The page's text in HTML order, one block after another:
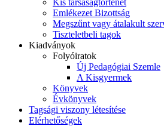
Kis társaságtörténet
Emlékezet Bizottság
Megszűnt vagy átalakult
Tiszteletbeli tagok
Kiadványok
Folyóiratok
Új Pedagógiai Szemle
A Kisgyermek
Könyvek
Évkönyvek
Tagsági viszony létesítése
Elérhetőségek